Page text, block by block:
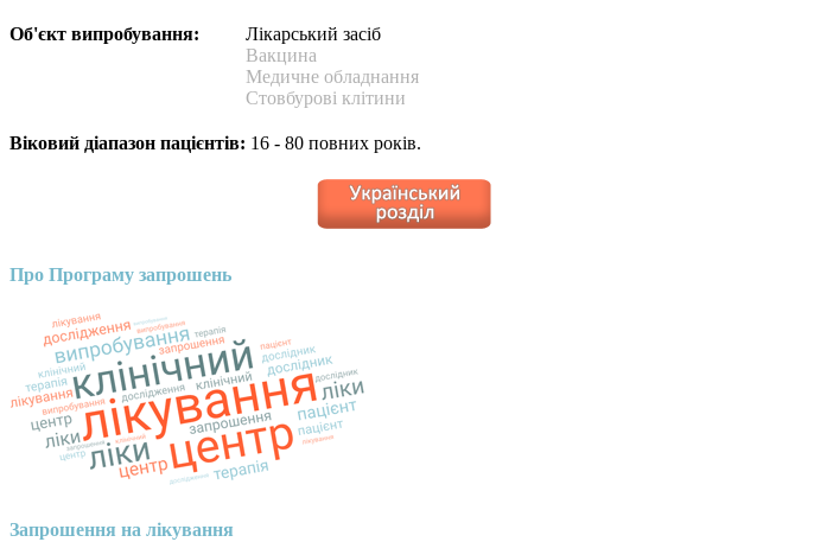
Об'єкт випробування:
Лікарський засіб
Вакцина
Медичне обладнання
Стовбурові клітини
Віковий діапазон пацієнтів: 16 - 80 повних років.
Про Програму запрошень
Запрошення на лікування